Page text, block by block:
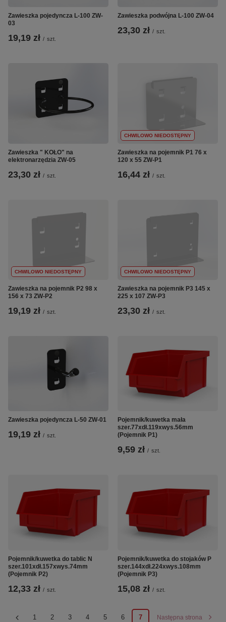
Zawieszka pojedyncza L-100 ZW-
03
19,19 zł / szt.
Zawieszka podwójna L-100 ZW-04
23,30 zł / szt.
Zawieszka " KOŁO" na
elektronarzędzia ZW-05
23,30 zł / szt.
CHWILOWO NIEDOSTĘPNY
Zawieszka na pojemnik P1 76 x
120 x 55 ZW-P1
16,44 zł / szt.
CHWILOWO NIEDOSTĘPNY
Zawieszka na pojemnik P2 98 x
156 x 73 ZW-P2
19,19 zł / szt.
CHWILOWO NIEDOSTĘPNY
Zawieszka na pojemnik P3 145 x
225 x 107 ZW-P3
23,30 zł / szt.
Zawieszka pojedyncza L-50 ZW-01
19,19 zł / szt.
Pojemnik/kuwetka mała
szer.77xdł.119xwys.56mm
(Pojemnik P1)
9,59 zł / szt.
Pojemnik/kuwetka do tablic N
szer.101xdł.157xwys.74mm
(Pojemnik P2)
12,33 zł / szt.
Pojemnik/kuwetka do stojaków P
szer.144xdł.224xwys.108mm
(Pojemnik P3)
15,08 zł / szt.
1 2 3 4 5 6 7 Następna strona